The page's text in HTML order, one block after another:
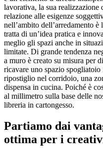
lavorativa, la sua
relazione alle esigenze
nell’ambito dell’arredamento
tratta di un’idea pratica e
meglio gli spazi anche in
limitate. Di grande tendenza
a muro è creato su misura per
ricavare uno spazio
ripostiglio nel corridoio, una
dispensa in cucina. Poiché è
al millimetro sulla base delle
libreria in cartongesso.
Partiamo dai
ottima per i